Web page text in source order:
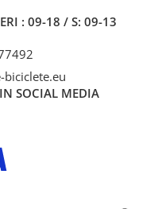
: 09-18 / S: 09-13
biciclete.eu
SOCIAL MEDIA